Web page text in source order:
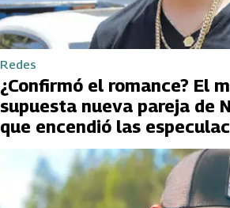
Redes
¿Confirmó el romance? El
supuesta nueva pareja de
que encendió las